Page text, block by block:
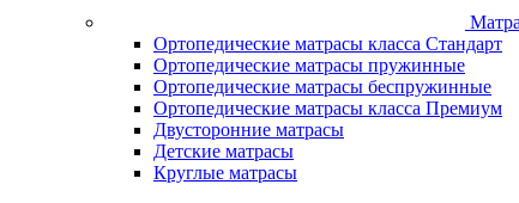
Ортопедические матрасы класса Стандарт
Ортопедические матрасы пружинные
Ортопедические матрасы беспружинные
Ортопедические матрасы класса Премиум
Двусторонние матрасы
Детские матрасы
Круглые матрасы